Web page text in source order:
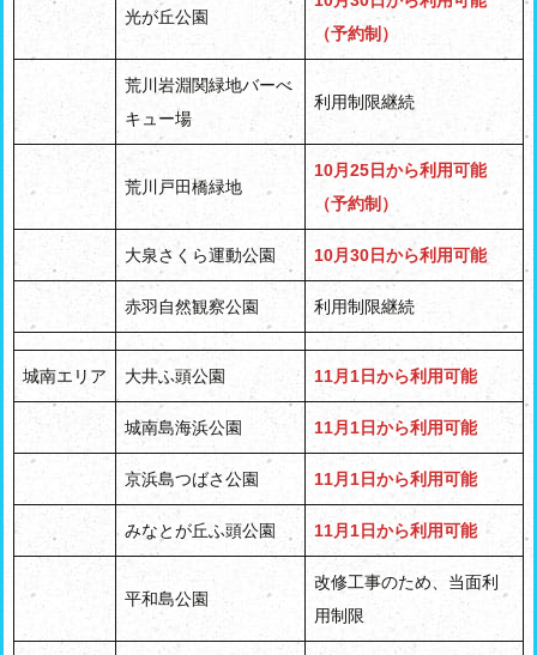
光が丘公園
（予約制）
荒川岩淵関緑地バーべ
キュー場
利用制限継続
荒川戸田橋緑地
10月25日から利用可能
（予約制）
大泉さくら運動公園 10月30日から利用可能
赤羽自然観察公園 利用制限継続
城南エリア 大井ふ頭公園 11月1日から利用可能
城南島海浜公園 11月1日から利用可能
京浜島つばさ公園 11月1日から利用可能
みなとが丘ふ頭公園 11月1日から利用可能
平和島公園
改修工事のため、当面利
用制限